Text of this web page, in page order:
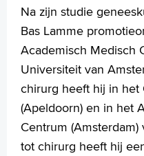
Na zijn studie
Bas Lamme
Academisch Medisch
Universiteit van
chirurg heeft hij in het
(Apeldoorn) en in het
Centrum
tot chirurg heeft hij